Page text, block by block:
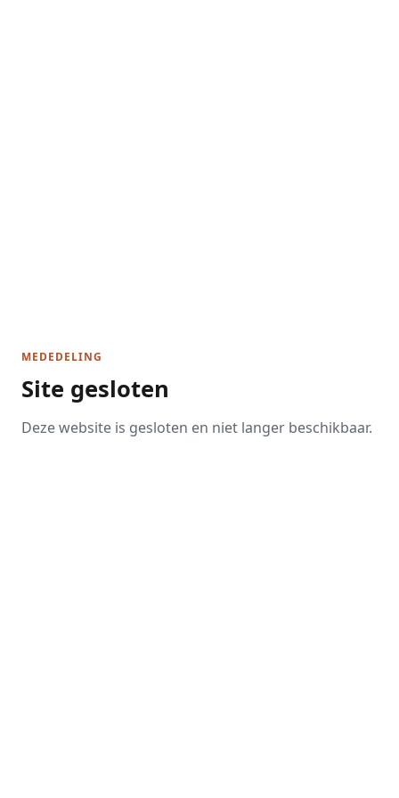
MEDEDELING
Site gesloten
Deze website is gesloten en niet langer beschikbaar.